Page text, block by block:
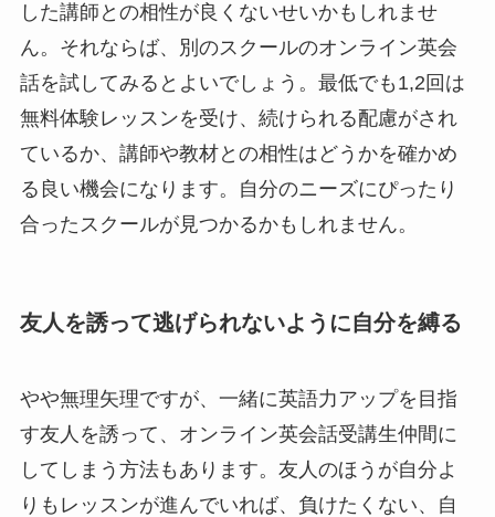
した講師との相性が良くないせいかもしれませ
ん。それならば、別のスクールのオンライン英会
話を試してみるとよいでしょう。最低でも1,2回は
無料体験レッスンを受け、続けられる配慮がされ
ているか、講師や教材との相性はどうかを確かめ
る良い機会になります。自分のニーズにぴったり
合ったスクールが見つかるかもしれません。
友人を誘って逃げられないように自分を縛る
やや無理矢理ですが、一緒に英語力アップを目指
す友人を誘って、オンライン英会話受講生仲間に
してしまう方法もあります。友人のほうが自分よ
りもレッスンが進んでいれば、負けたくない、自